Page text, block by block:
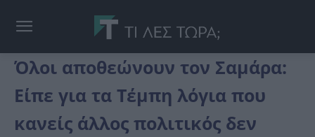
Όλοι αποθεώνουν τον Σαμάρα:
Είπε για τα Τέμπη λόγια που
κανείς άλλος πολιτικός δεν